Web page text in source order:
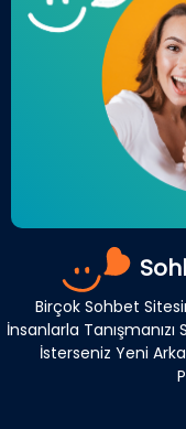
Birçok Sohbet
İnsanlarla
İsterseniz Yeni